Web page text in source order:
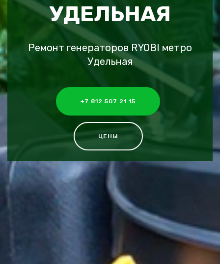
УДЕЛЬНАЯ
Ремонт генераторов RYOBI метро
Удельная
+7 812 507 21 15
ЦЕНЫ